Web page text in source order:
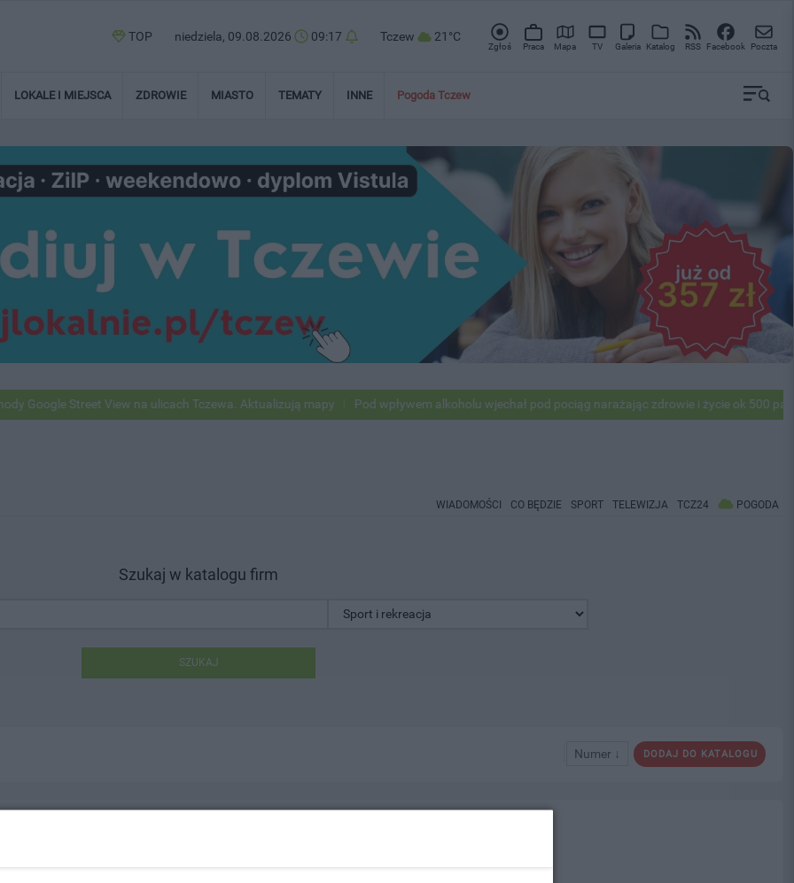
TOP niedziela, 09.08.2026 09:17 Tczew 21°C
Zgłoś Praca Mapa TV Galeria Katalog RSS Facebook Poczta
LOKALE I MIEJSCA ZDROWIE MIASTO TEMATY INNE Pogoda Tczew
Street View na ulicach Tczewa. Aktualizują mapy Pod wpływem alkoholu wjechał pod pociąg narażając zdrowie i życie ok 500
WIADOMOŚCI CO BĘDZIE SPORT TELEWIZJA TCZ24 POGODA
Szukaj w katalogu firm
SZUKAJ
DODAJ DO KATALOGU
Numer ↓
Centrum Sportu i Rekreacji